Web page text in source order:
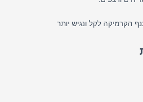
הקרמיקה לקל ונגיש יותר